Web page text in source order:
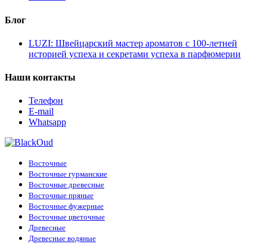
Блог
LUZI: Швейцарский мастер ароматов с 100-летней
историей успеха и секретами успеха в парфюмерии
Наши контакты
Телефон
E-mail
Whatsapp
Восточные
Восточные гурманские
Восточные древесные
Восточные пряные
Восточные фужерные
Восточные цветочные
Древесные
Древесные водяные